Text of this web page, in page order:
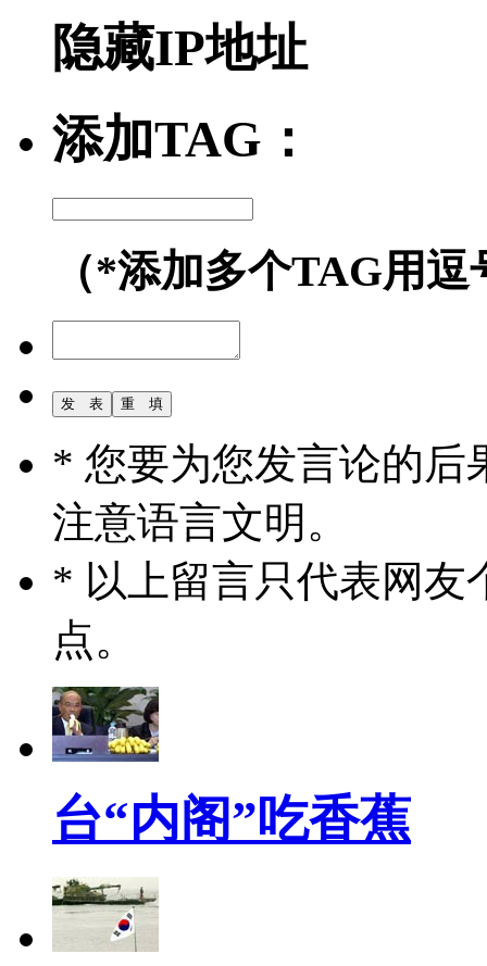
隐藏IP地址
添加TAG：
（*添加多个TAG用
* 您要为您发言论的后
注意语言文明。
* 以上留言只代表网友
点。
台“内阁”吃香蕉